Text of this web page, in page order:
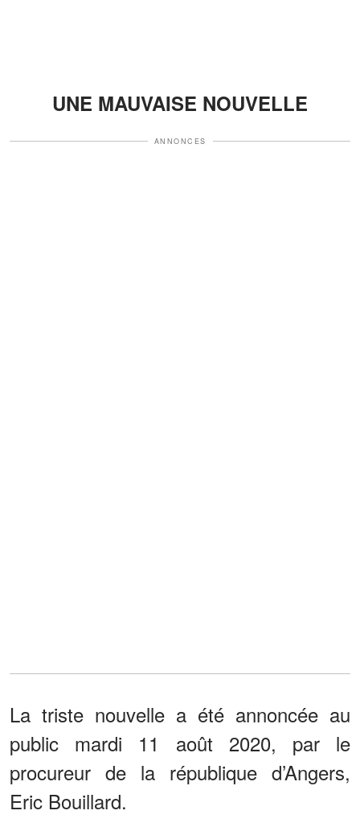
UNE MAUVAISE NOUVELLE
ANNONCES
La triste nouvelle a été annoncée au
public mardi 11 août 2020, par le
procureur de la république d’Angers,
Eric Bouillard.